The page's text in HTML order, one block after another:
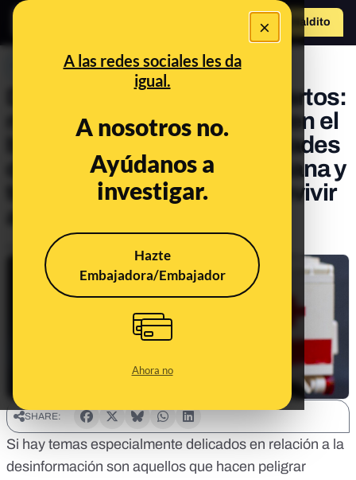
×
A las redes sociales les da
igual.
A nosotros no.
Ayúdanos a
investigar.
Hazte
Embajadora/Embajador
Ahora no
Hazte Maldito
PREBUNKING
Datos y bulos sobre los infartos:
no ocurren más a menudo en el
baño, no hay más posibilidades
de que sucedan por la mañana y
toser no te ayudará a sobrevivir
a uno
Publicado el
SHARE:
Si hay temas especialmente delicados en relación a la
desinformación son aquellos que hacen peligrar